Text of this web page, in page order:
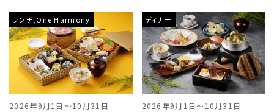
ランチ,One Harmony
2026年9月1日～10月31日
ディナー
2026年9月1日～10月31日